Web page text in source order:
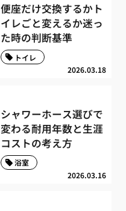
便座だけ交換するかト
イレごと変えるか迷っ
た時の判断基準
2026.03.18
トイレ
シャワーホース選びで
変わる耐用年数と生涯
コストの考え方
2026.03.16
浴室